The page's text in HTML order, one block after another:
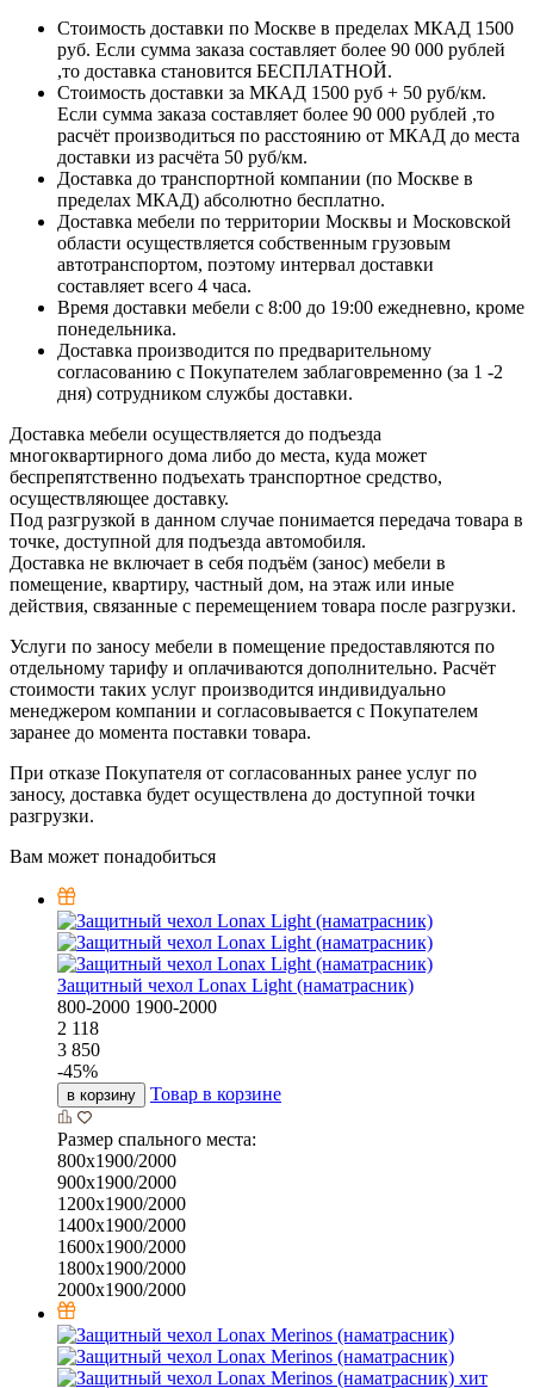
Стоимость доставки по Москве в пределах МКАД 1500
руб. Если сумма заказа составляет более 90 000 рублей
,то доставка становится БЕСПЛАТНОЙ.
Стоимость доставки за МКАД 1500 руб + 50 руб/км.
Если сумма заказа составляет более 90 000 рублей ,то
расчёт производиться по расстоянию от МКАД до места
доставки из расчёта 50 руб/км.
Доставка до транспортной компании (по Москве в
пределах МКАД) абсолютно бесплатно.
Доставка мебели по территории Москвы и Московской
области осуществляется собственным грузовым
автотранспортом, поэтому интервал доставки
составляет всего 4 часа.
Время доставки мебели с 8:00 до 19:00 ежедневно, кроме
понедельника.
Доставка производится по предварительному
согласованию с Покупателем заблаговременно (за 1 -2
дня) сотрудником службы доставки.
Доставка мебели осуществляется до подъезда
многоквартирного дома либо до места, куда может
беспрепятственно подъехать транспортное средство,
осуществляющее доставку.
Под разгрузкой в данном случае понимается передача товара в
точке, доступной для подъезда автомобиля.
Доставка не включает в себя подъём (занос) мебели в
помещение, квартиру, частный дом, на этаж или иные
действия, связанные с перемещением товара после разгрузки.
Услуги по заносу мебели в помещение предоставляются по
отдельному тарифу и оплачиваются дополнительно. Расчёт
стоимости таких услуг производится индивидуально
менеджером компании и согласовывается с Покупателем
заранее до момента поставки товара.
При отказе Покупателя от согласованных ранее услуг по
заносу, доставка будет осуществлена до доступной точки
разгрузки.
Вам может понадобиться
Защитный чехол Lonax Light (наматрасник)
800-2000 1900-2000
2 118
3 850
-45%
в корзину Товар в корзине
Размер спального места:
800х1900/2000
900х1900/2000
1200х1900/2000
1400х1900/2000
1600х1900/2000
1800х1900/2000
2000х1900/2000
хит